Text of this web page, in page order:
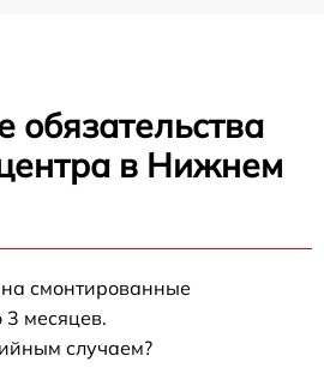
обязательства
в Нижнем
на смонтированные
месяцев.
случаем?